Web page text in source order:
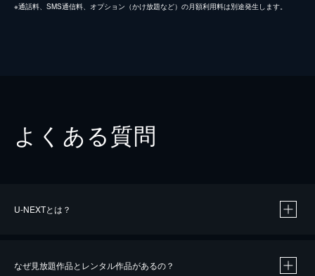
※通話料、SMS通信料、オプション（かけ放題など）の月額利用料は別途発生します。
よくある質問
U-NEXTとは？
なぜ見放題作品とレンタル作品があるの？